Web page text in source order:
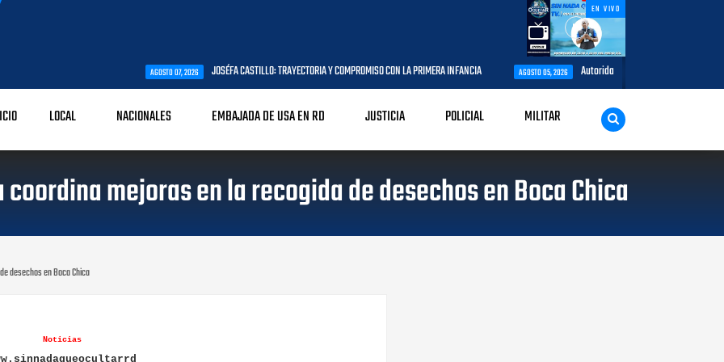
EN VIVO
JOSÉFA CASTILLO: TRAYECTORIA Y COMPROMISO CON LA PRIMERA INFANCIA AGOSTO 05, 2026 Autoridades del CESAC y explotadores de
LOCAL NACIONALES EMBAJADA DE USA EN RD JUSTICIA POLICIAL MILITAR
mejoras en la recogida de desechos en Boca Chica
desechos en Boca Chica
Noticias